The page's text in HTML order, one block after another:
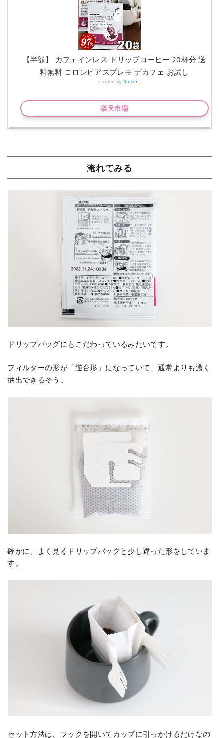
【半額】 カフェインレス ドリップコーヒー 20杯分 送
料無料 コロンビアスプレモ デカフェ お試し
created by Rinker
楽天市場
淹れてみる
ドリップバッグにもこだわっているみたいです。
フィルターの形が「逆台形」になっていて、通常よりも濃く
抽出できるそう。
確かに、よく見るドリップバッグと少し違った形をしていま
す。
セット方法は、フックを開いてカップに引っかけるだけなの